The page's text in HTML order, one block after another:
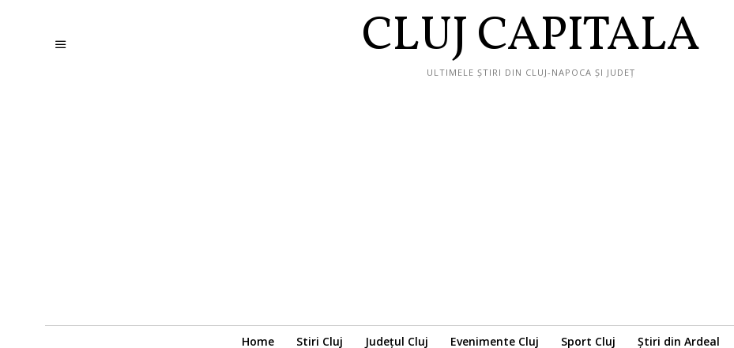
CLUJ CAPITALA
ULTIMELE ȘTIRI DIN CLUJ-NAPOCA ȘI JUDEȚ
Home Stiri Cluj Județul Cluj Evenimente Cluj Sport Cluj Știri din Ardeal